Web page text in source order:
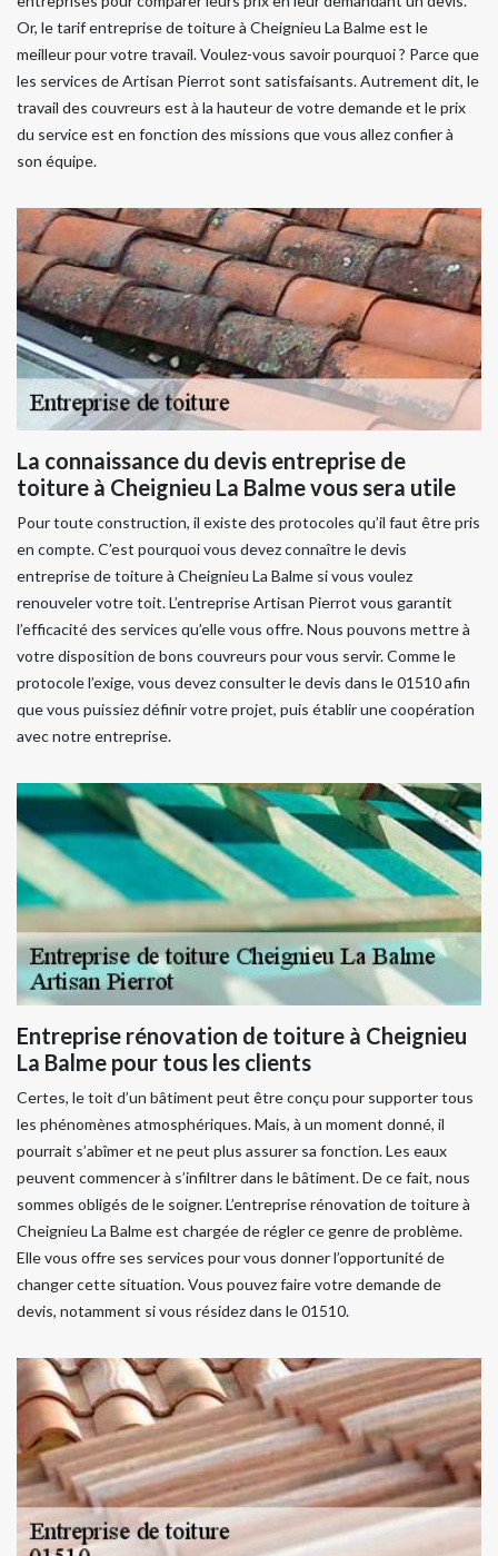
Or, le tarif entreprise de toiture à Cheignieu La Balme est le
meilleur pour votre travail. Voulez-vous savoir pourquoi ? Parce que
les services de Artisan Pierrot sont satisfaisants. Autrement dit, le
travail des couvreurs est à la hauteur de votre demande et le prix
du service est en fonction des missions que vous allez confier à
son équipe.
La connaissance du devis entreprise de
toiture à Cheignieu La Balme vous sera utile
Pour toute construction, il existe des protocoles qu’il faut être pris
en compte. C’est pourquoi vous devez connaître le devis
entreprise de toiture à Cheignieu La Balme si vous voulez
renouveler votre toit. L’entreprise Artisan Pierrot vous garantit
l’efficacité des services qu’elle vous offre. Nous pouvons mettre à
votre disposition de bons couvreurs pour vous servir. Comme le
protocole l’exige, vous devez consulter le devis dans le 01510 afin
que vous puissiez définir votre projet, puis établir une coopération
avec notre entreprise.
Entreprise rénovation de toiture à Cheignieu
La Balme pour tous les clients
Certes, le toit d’un bâtiment peut être conçu pour supporter tous
les phénomènes atmosphériques. Mais, à un moment donné, il
pourrait s’abîmer et ne peut plus assurer sa fonction. Les eaux
peuvent commencer à s’infiltrer dans le bâtiment. De ce fait, nous
sommes obligés de le soigner. L’entreprise rénovation de toiture à
Cheignieu La Balme est chargée de régler ce genre de problème.
Elle vous offre ses services pour vous donner l’opportunité de
changer cette situation. Vous pouvez faire votre demande de
devis, notamment si vous résidez dans le 01510.